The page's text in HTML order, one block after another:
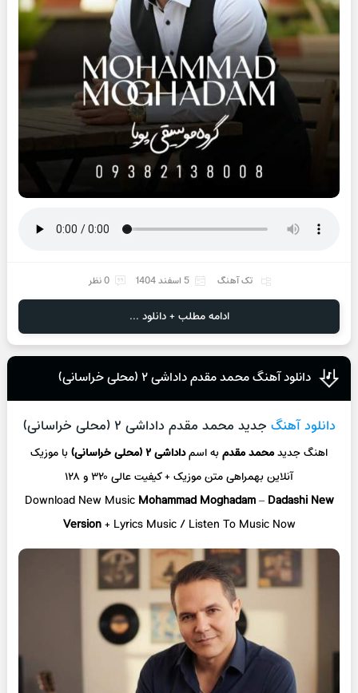
تک آهنگ 5 اسفند 1404 0 نظر
ادامه مطلب + دانلود ...
دانلود آهنگ محمد مقدم داداشی ۲ (محلی خراسانی)
دانلود آهنگ جدید محمد مقدم داداشی ۲ (محلی خراسانی)
اهنگ جدیدمحمد مقدمبه اسمداداشی ۲ (محلی خراسانی)
با موزیک
آنلاینبهمراهی متن موزیک + کیفیت عالی ۳۲۰ و ۱۲۸
Download New Music Mohammad Moghadam–Dadashi New
Version+ Lyrics Music / Listen To Music Now